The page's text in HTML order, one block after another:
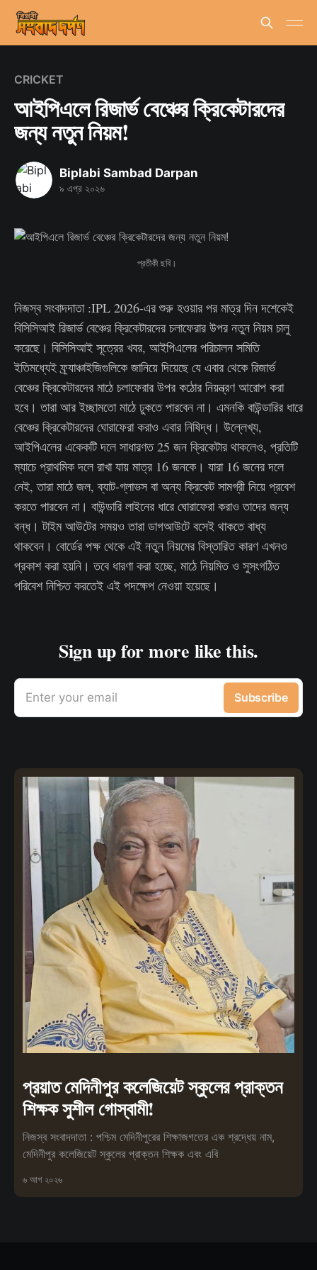
CRICKET
আইপিএলে রিজার্ভ বেঞ্চের ক্রিকেটারদের
জন্য নতুন নিয়ম!
Biplabi Sambad Darpan
৯ এপ্র ২০২৬
প্রতীকী ছবি।
নিজস্ব সংবাদদাতা :IPL 2026-এর শুরু হওয়ার পর মাত্র দিন দশেকেই
বিসিসিআই রিজার্ভ বেঞ্চের ক্রিকেটারদের চলাফেরার উপর নতুন নিয়ম চালু
করেছে। বিসিসিআই সূত্রের খবর, আইপিএলের পরিচালন সমিতি
ইতিমধ্যেই ফ্র্যাঞ্চাইজিগুলিকে জানিয়ে দিয়েছে যে এবার থেকে রিজার্ভ
বেঞ্চের ক্রিকেটারদের মাঠে চলাফেরার উপর কঠোর নিয়ন্ত্রণ আরোপ করা
হবে। তারা আর ইচ্ছামতো মাঠে ঢুকতে পারবেন না। এমনকি বাউন্ডারির ধারে
বেঞ্চের ক্রিকেটারদের ঘোরাফেরা করাও এবার নিষিদ্ধ। উল্লেখ্য,
আইপিএলের একেকটি দলে সাধারণত 25 জন ক্রিকেটার থাকলেও, প্রতিটি
ম্যাচে প্রাথমিক দলে রাখা যায় মাত্র 16 জনকে। যারা 16 জনের দলে
নেই, তারা মাঠে জল, ব্যাট-গ্লাভস বা অন্য ক্রিকেট সামগ্রী নিয়ে প্রবেশ
করতে পারবেন না। বাউন্ডারি লাইনের ধারে ঘোরাফেরা করাও তাদের জন্য
বন্ধ। টাইম আউটের সময়ও তারা ডাগআউটে বসেই থাকতে বাধ্য
থাকবেন। বোর্ডের পক্ষ থেকে এই নতুন নিয়মের বিস্তারিত কারণ এখনও
প্রকাশ করা হয়নি। তবে ধারণা করা হচ্ছে, মাঠে নিয়মিত ও সুসংগঠিত
পরিবেশ নিশ্চিত করতেই এই পদক্ষেপ নেওয়া হয়েছে।
Sign up for more like this.
Enter your email Subscribe
প্রয়াত মেদিনীপুর কলেজিয়েট স্কুলের প্রাক্তন
শিক্ষক সুশীল গোস্বামী!
নিজস্ব সংবাদদাতা : পশ্চিম মেদিনীপুরের শিক্ষাজগতের এক শ্রদ্ধেয় নাম,
মেদিনীপুর কলেজিয়েট স্কুলের প্রাক্তন শিক্ষক এবং এবি
৬ আগ ২০২৬